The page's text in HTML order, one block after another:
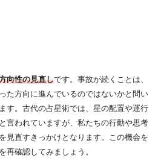
向性の見直しです。事故が続くことは、
た方向に進んでいるのではないかと問い
す。古代の占星術では、星の配置や運行
言われていますが、私たちの行動や思考
見直すきっかけとなります。この機会を
再確認してみましょう。